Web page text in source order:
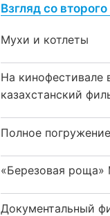
Взгляд со
Мухи и котлеты
На кинофестивале
казахстанский
Полное погружение
«Березовая
Документальный